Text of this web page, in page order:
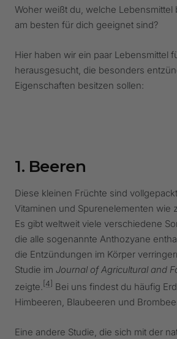
Woher weißt du, welche Lebensmittel
am besten für dich geeignet sind?
Hier haben wir ein paar Lebensmittel
herausgesucht, die besonders
Eigenschaften besitzen sollen:
1. Beeren
Diese kleinen Früchte sind
Vitaminen und Spurenelementen wie
Es gibt weltweit viele verschiedene
die alle sogenannte Anthozyane
die Entzündungen im Körper
Studie im Journal of Agricultural and
zeigte. [4]
Bei uns findest du häufig
Himbeeren, Blaubeeren und
Eine andere Studie, die sich mit der